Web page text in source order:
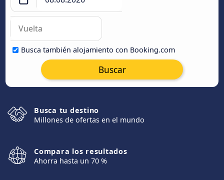
Busca también alojamiento con Booking.com
Buscar
Busca tu destino
Millones de ofertas en el mundo
Compara los resultados
Ahorra hasta un 70 %